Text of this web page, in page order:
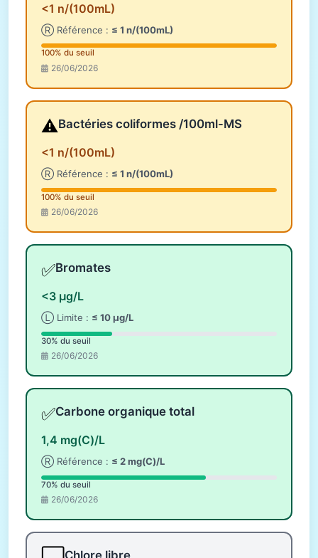
<1 n/(100mL)
Ⓡ Référence : ≤ 1 n/(100mL)
100% du seuil
26/06/2026
⚠️Bactéries coliformes /100ml-MS
<1 n/(100mL)
Ⓡ Référence : ≤ 1 n/(100mL)
100% du seuil
26/06/2026
✅Bromates
<3 µg/L
Ⓛ Limite : ≤ 10 µg/L
30% du seuil
26/06/2026
✅Carbone organique total
1,4 mg(C)/L
Ⓡ Référence : ≤ 2 mg(C)/L
70% du seuil
26/06/2026